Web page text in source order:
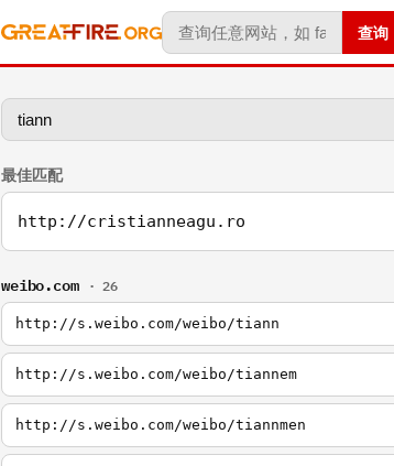
查询
最佳匹配
http://cristianneagu.ro
weibo.com · 26
http://s.weibo.com/weibo/tiann
http://s.weibo.com/weibo/tiannem
http://s.weibo.com/weibo/tiannmen